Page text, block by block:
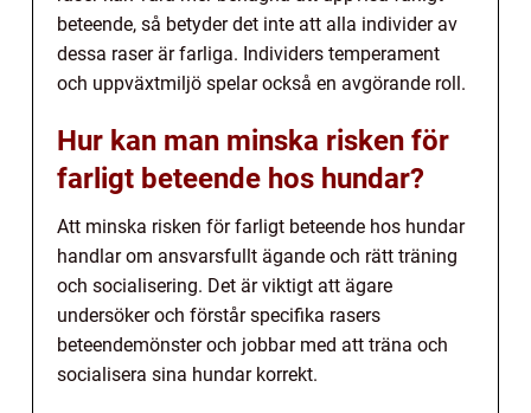
beteende, så betyder det inte att alla individer av
dessa raser är farliga. Individers temperament
och uppväxtmiljö spelar också en avgörande roll.
Hur kan man minska risken för
farligt beteende hos hundar?
Att minska risken för farligt beteende hos hundar
handlar om ansvarsfullt ägande och rätt träning
och socialisering. Det är viktigt att ägare
undersöker och förstår specifika rasers
beteendemönster och jobbar med att träna och
socialisera sina hundar korrekt.